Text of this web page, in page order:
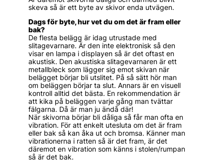
skeva så är ett byte av skivor enda utvägen.
Dags för byte, hur vet du om det är fram eller
bak?
De flesta belägg är idag utrustade med
slitagevarnare. Är den inte elektronisk så den
visar en lampa i displayen så är det oftast en
akustisk. Den akustiska slitagevarnaren är ett
metallbleck som lägger sig emot skivan när
belägget börjar bli utslitet. På så sätt hör man
om beläggen börjar ta slut. Annars är en visuell
kontroll alltid det bästa. En rekommendation är
att kika på beläggen varje gång man tvättar
fälgarna. Då är man ju ändå där!
När skivorna börjar bli dåliga så får man ofta en
vibration. För att enkelt utesluta om det är fram
eller bak så kan åka ut och bromsa. Känner man
vibrationerna i ratten så är det fram, är det
däremot en vibration som känns i stolen/rumpan
så är det bak.